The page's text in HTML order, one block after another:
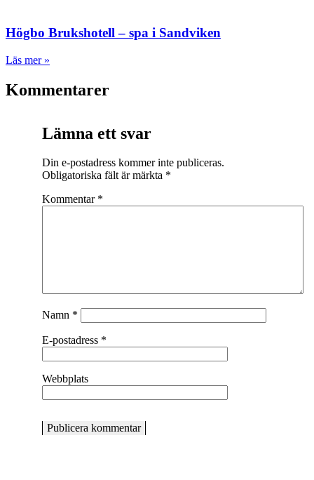
Högbo Brukshotell – spa i Sandviken
Läs mer »
Kommentarer
Lämna ett svar
Din e-postadress kommer inte publiceras.
Obligatoriska fält är märkta *
Kommentar *
Namn *
E-postadress *
Webbplats